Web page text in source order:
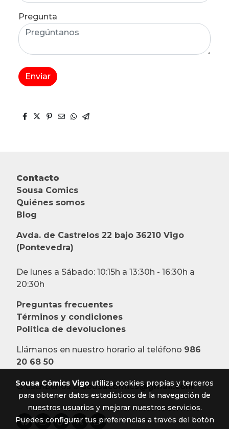
Pregunta
Enviar
Contacto
Sousa Comics
Quiénes somos
Blog
Avda. de Castrelos 22 bajo 36210 Vigo
(Pontevedra)
De lunes a Sábado: 10:15h a 13:30h - 16:30h a
20:30h
Preguntas frecuentes
Términos y condiciones
Política de devoluciones
Llámanos en nuestro horario al teléfono 986
20 68 50
O escríbenos a:sousacomics@gmail.com
Sousa Cómics Vigo utiliza cookies propias y terceros
para obtener datos estadísticos de la navegación de
nuestros usuarios y mejorar nuestros servicios.
Puedes configurar tus preferencias a través del botón